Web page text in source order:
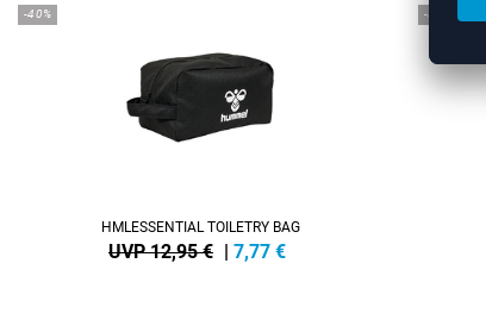
-40%
HMLESSENTIAL TOILETRY BAG
UVP 12,95 € | 7,77 €
-35%